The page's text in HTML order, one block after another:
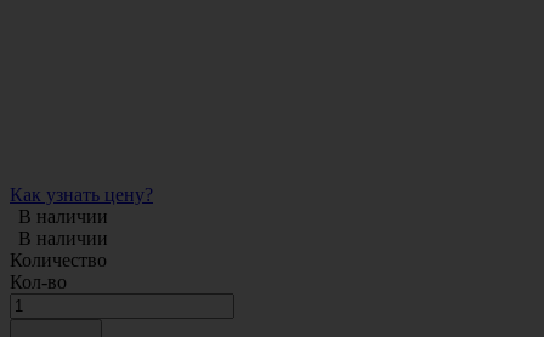
Как узнать цену?
В наличии
В наличии
Количество
Кол-во